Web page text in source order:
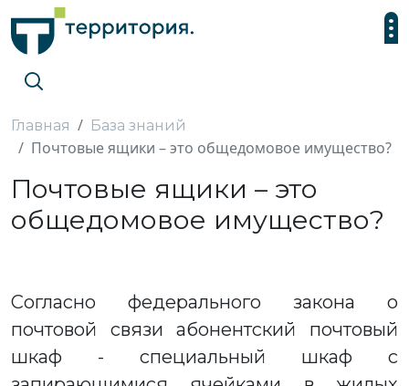
Главная База знаний
Почтовые ящики – это общедомовое имущество?
Почтовые ящики – это
общедомовое имущество?
Согласно федерального закона о
почтовой связи абонентский почтовый
шкаф - специальный шкаф с